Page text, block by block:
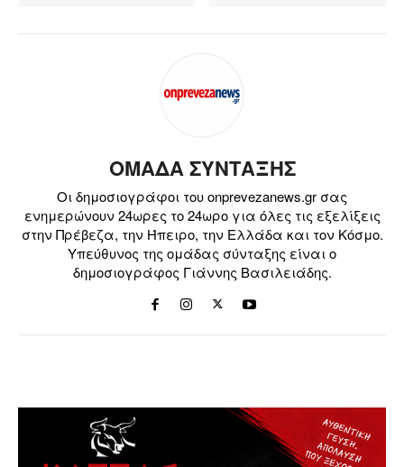
ΟΜΑΔΑ ΣΥΝΤΑΞΗΣ
Οι δημοσιογράφοι του onprevezanews.gr σας
ενημερώνουν 24ωρες το 24ωρο για όλες τις εξελίξεις
στην Πρέβεζα, την Ήπειρο, την Ελλάδα και τον Κόσμο.
Υπεύθυνος της ομάδας σύνταξης είναι ο
δημοσιογράφος Γιάννης Βασιλειάδης.